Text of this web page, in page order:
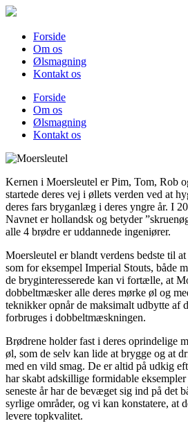
Skip
contentForside
Om os
Ølsmagning
Kontakt os
Forside
Om os
Ølsmagning
Kontakt os
Kernen i Moersleutel er Pim, Tom, Rob
startede deres vej i øllets verden ved at
deres fars bryganlæg i deres yngre år. I
Navnet er hollandsk og betyder
alle 4 brødre er uddannede ingeniører.
Moersleutel er blandt verdens bedste til
som for eksempel Imperial Stouts, både
de bryginteresserede kan vi fortælle, at
dobbeltmæsker alle deres mørke øl og
teknikker opnår de maksimalt udbytte af
forbruges i dobbeltmæskningen.
Brødrene holder fast i deres oprindelige
øl, som de selv kan lide at brygge og at
med en vild smag. De er altid på udkig
har skabt adskillige formidable
seneste år har de bevæget sig ind på det
syrlige områder, og vi kan konstatere, at
levere topkvalitet.